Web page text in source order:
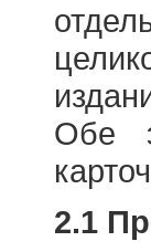
Обе
2.1